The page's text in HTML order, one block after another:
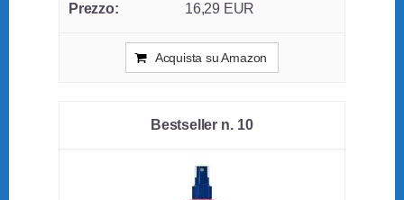
16,29 EUR
Acquista su Amazon
10